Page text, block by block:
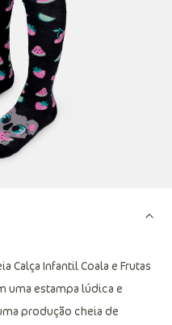
Calça Infantil Coala e Frutas
uma estampa lúdica e
produção cheia de